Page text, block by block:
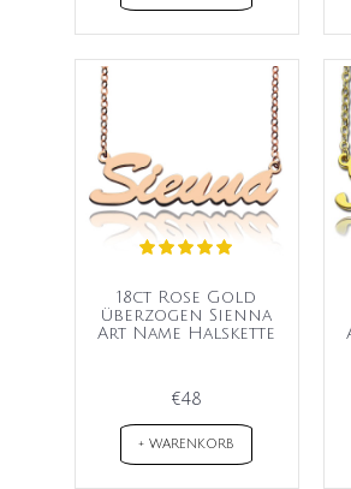
18ct Rose Gold
überzogen Sienna
Art Name Halskette
€48
+ WARENKORB